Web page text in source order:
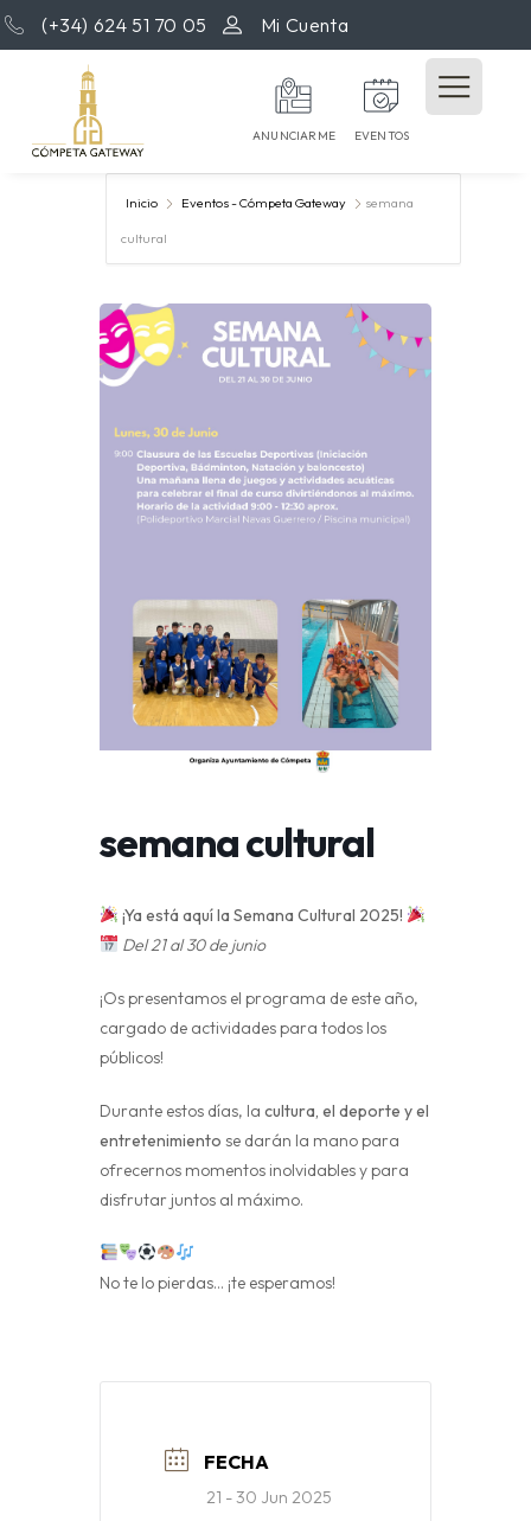
(+34) 624 51 70 05 Mi Cuenta
EVENTOS
ANUNCIARME
Inicio Eventos - Cómpeta Gateway semana
cultural
semana cultural
¡Ya está aquí la Semana Cultural 2025!
Del 21 al 30 de junio
¡Os presentamos el programa de este año,
cargado de actividades para todos los
públicos!
Durante estos días, la cultura, el deporte y el
entretenimiento se darán la mano para
ofrecernos momentos inolvidables y para
disfrutar juntos al máximo.
No te lo pierdas… ¡te esperamos!
FECHA
21 - 30 Jun 2025